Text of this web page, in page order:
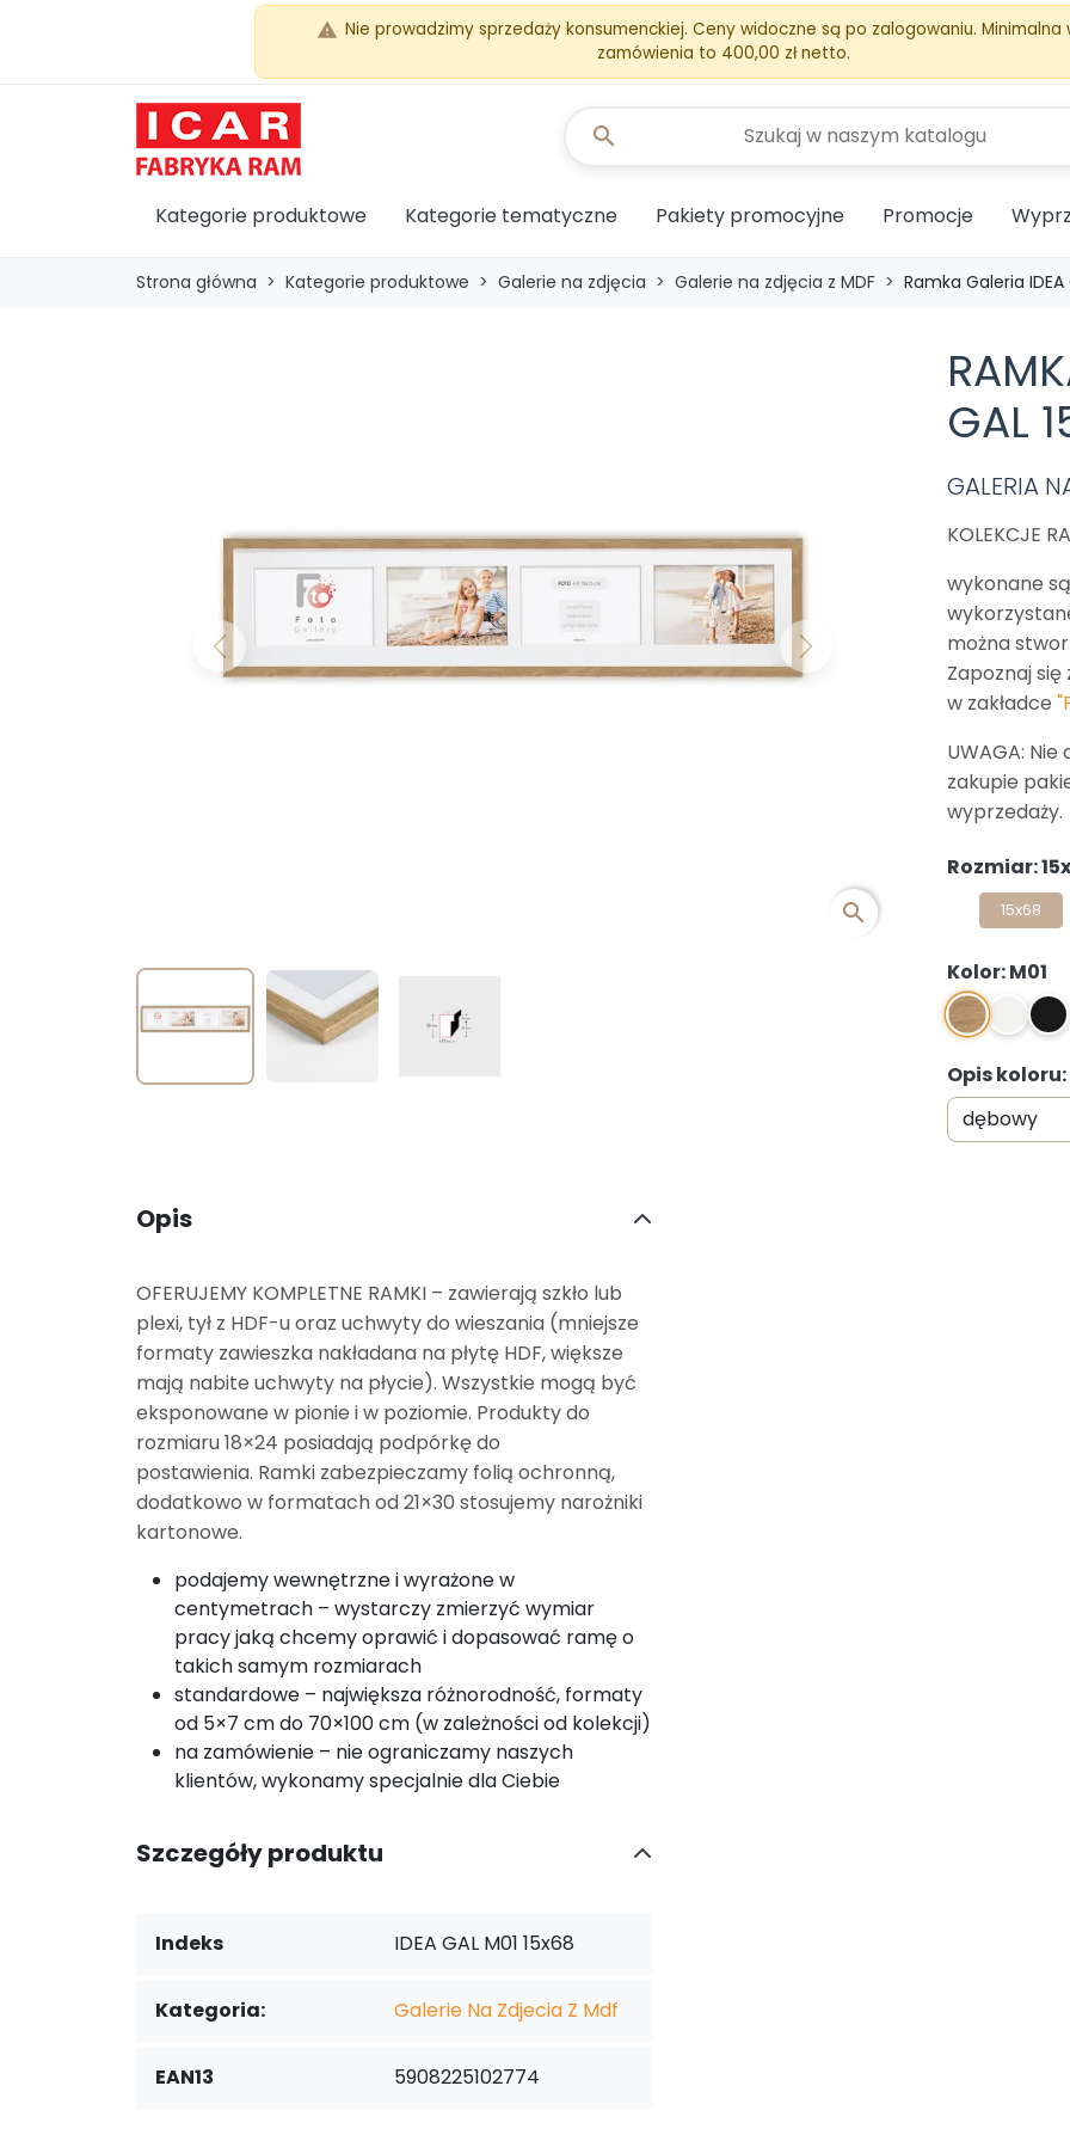
warning Nie prowadzimy sprzedaży konsumenckiej. Ceny widoczne są po zalogowaniu. Minimalna
zamówienia to 400,00 zł netto.
Kategorie produktowe Kategorie tematyczne Pakiety promocyjne Promocje
search
Strona główna Kategorie produktowe Galerie na zdjęcia Galerie na zdjęcia z MDF Ramka Galeria IDEA
Previous Next
search
GAL
GALERIA
KOLEKCJE
wykonane
można
Zapoznaj
w zakładce
UWAGA:
zakupie
wyprzedaży.
Rozmiar:
15x68
Kolor: M01
M01M1 M2
Opis
Opis
OFERUJEMY KOMPLETNE RAMKI – zawierają szkło lub
plexi, tył z HDF-u oraz uchwyty do wieszania (mniejsze
formaty zawieszka nakładana na płytę HDF, większe
mają nabite uchwyty na płycie). Wszystkie mogą być
eksponowane w pionie i w poziomie. Produkty do
rozmiaru 18×24 posiadają podpórkę do
postawienia. Ramki zabezpieczamy folią ochronną,
dodatkowo w formatach od 21×30 stosujemy narożniki
kartonowe.
podajemy wewnętrzne i wyrażone w
centymetrach – wystarczy zmierzyć wymiar
pracy jaką chcemy oprawić i dopasować ramę o
takich samym rozmiarach
standardowe – największa różnorodność, formaty
od 5×7 cm do 70×100 cm (w zależności od kolekcji)
na zamówienie – nie ograniczamy naszych
klientów, wykonamy specjalnie dla Ciebie
Szczegóły produktu
Indeks IDEA GAL M01 15x68
Kategoria: Galerie Na Zdjecia Z Mdf
EAN13 5908225102774